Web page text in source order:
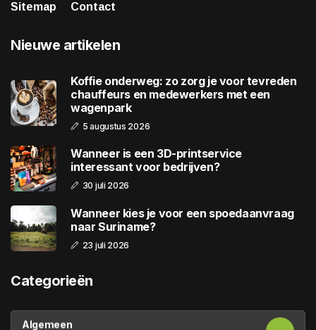
Sitemap
Contact
Nieuwe artikelen
Koffie onderweg: zo zorg je voor tevreden
chauffeurs en medewerkers met een
wagenpark
5 augustus 2026
Wanneer is een 3D-printservice
interessant voor bedrijven?
30 juli 2026
Wanneer kies je voor een spoedaanvraag
naar Suriname?
23 juli 2026
Categorieën
Algemeen